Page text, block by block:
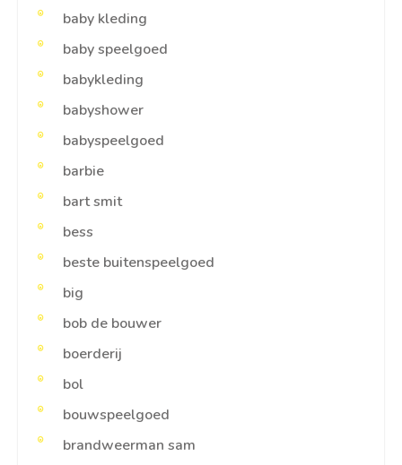
baby kleding
baby speelgoed
babykleding
babyshower
babyspeelgoed
barbie
bart smit
bess
beste buitenspeelgoed
big
bob de bouwer
boerderij
bol
bouwspeelgoed
brandweerman sam